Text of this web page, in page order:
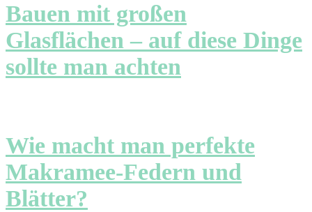
Bauen mit großen
Glasflächen – auf diese Dinge
sollte man achten
Wie macht man perfekte
Makramee-Federn und
Blätter?